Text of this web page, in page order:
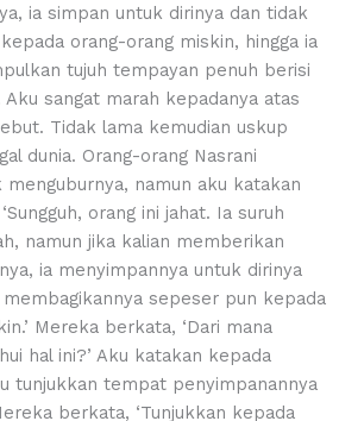
ia simpan untuk dirinya dan tidak
orang-orang miskin, hingga ia
tujuh tempayan penuh berisi
sangat marah kepadanya atas
Tidak lama kemudian uskup
dunia. Orang-orang Nasrani
namun aku katakan
orang ini jahat. Ia suruh
namun jika kalian memberikan
ia menyimpannya untuk dirinya
sepeser pun kepada
Mereka berkata, ‘Dari mana
hal ini?’ Aku katakan kepada
tunjukkan tempat penyimpanannya
berkata, ‘Tunjukkan kepada